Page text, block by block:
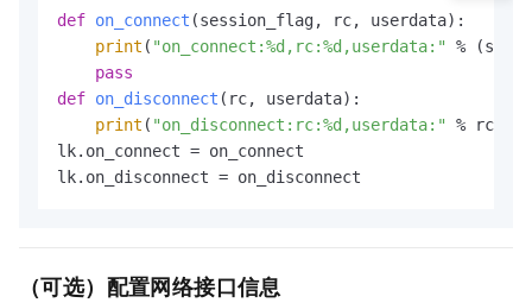
def on_connect (session_flag, rc, userdata):
print ( "on_connect:%d,rc:%d,userdata:"
%
pass
def on_disconnect ( rc, userdata):
print ( "on_disconnect:rc:%d,userdata:"
% rc)
lk.on_connect = on_connect
lk.on_disconnect = on_disconnect
（可选）配置网络接口信息